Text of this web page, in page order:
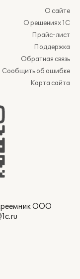
О сайте
О решениях 1С
Прайс-лист
Поддержка
Обратная связь
Сообщить об ошибке
Карта сайта
ООО